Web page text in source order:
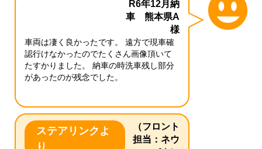
R6年12月納
車 熊本県A
様
車両は凄く良かったです。 遠方で現車確
認行けなかったのでたくさん画像頂いて
たすかりました。 納車の時洗車残し部分
があったのが残念でした。
ステアリンクよ
り
（フロント
担当：ネウ